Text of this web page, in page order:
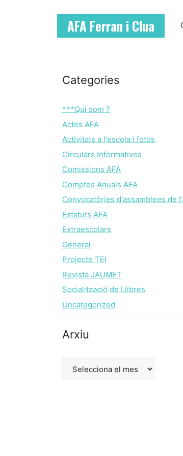
AFA Ferran i Clua
Categories
***Qui som ?
Actes AFA
Activitats a l'escola i fotos
Circulars Informatives
Comissions AFA
Comptes Anuals AFA
Convocatòries d'assamblees de
Estatuts AFA
Extraescolars
General
Projecte TEI
Revista JAUMET
Socialització de Llibres
Uncategorized
Arxiu